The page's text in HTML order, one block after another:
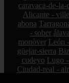
caravaca-de-la-
Alicante -
abona
- sober
monòver León
güejar-sierra
cudeyo Lugo
Ciudad-real -